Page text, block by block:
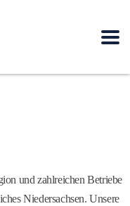
und zahlreichen Betriebe
Niedersachsen. Unsere